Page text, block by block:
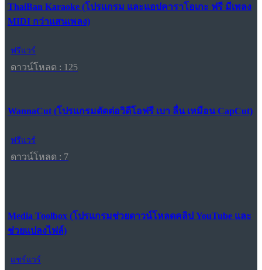
ThaiBan Karaoke (โปรแกรม และแอปคาราโอเกะ ฟรี มีเพลง
MIDI กว่าแสนเพลง)
ฟรีแวร์
ดาวน์โหลด : 125
WannaCut (โปรแกรมตัดต่อวิดีโอฟรี เบา ลื่น เหมือน CapCut)
ฟรีแวร์
ดาวน์โหลด : 7
Media Toolbox (โปรแกรมช่วยดาวน์โหลดคลิป YouTube และ
ช่วยแปลงไฟล์)
แชร์แวร์